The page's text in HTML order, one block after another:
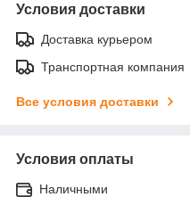
Условия доставки
Доставка курьером
Транспортная компания
Все условия доставки
Условия оплаты
Наличными